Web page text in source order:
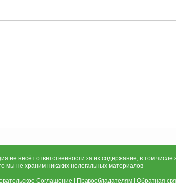
несёт ответственности за их содержание, в том
мы не храним никаких нелегальных материалов
Соглашение Правообладателям Обратная